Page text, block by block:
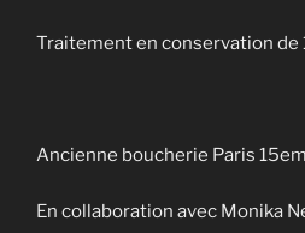
Traitement en conservation de
Ancienne boucherie Paris
En collaboration avec Monika